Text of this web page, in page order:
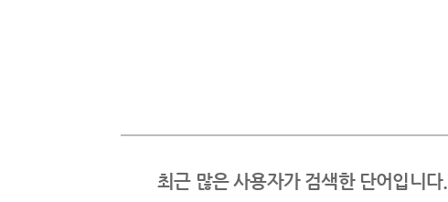
최근 많은 사용자가 검색한 단어입니다.